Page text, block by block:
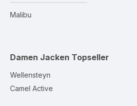
Malibu
Damen Jacken Topseller
Wellensteyn
Camel Active